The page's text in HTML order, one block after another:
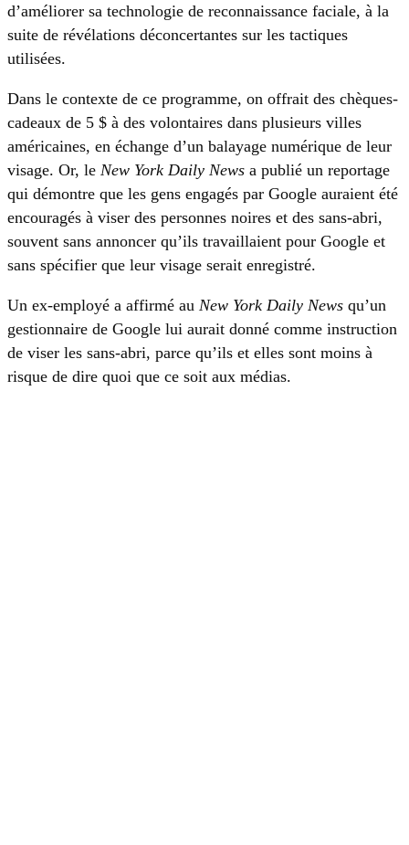
d’améliorer sa technologie de reconnaissance faciale, à la
suite de révélations déconcertantes sur les tactiques
utilisées.
Dans le contexte de ce programme, on offrait des chèques-
cadeaux de 5 $ à des volontaires dans plusieurs villes
américaines, en échange d’un balayage numérique de leur
visage. Or, le New York Daily News a publié un reportage
qui démontre que les gens engagés par Google auraient été
encouragés à viser des personnes noires et des sans-abri,
souvent sans annoncer qu’ils travaillaient pour Google et
sans spécifier que leur visage serait enregistré.
Un ex-employé a affirmé au New York Daily News qu’un
gestionnaire de Google lui aurait donné comme instruction
de viser les sans-abri, parce qu’ils et elles sont moins à
risque de dire quoi que ce soit aux médias.